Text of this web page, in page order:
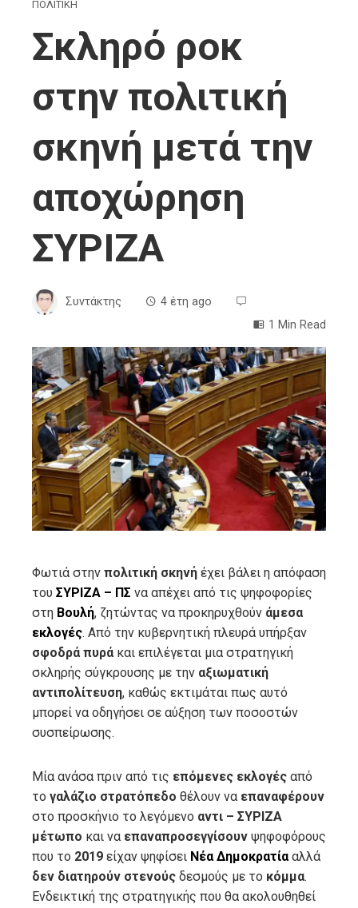
ΠΟΛΙΤΙΚΗ
Σκληρό ροκ
στην πολιτική
σκηνή μετά την
αποχώρηση
ΣΥΡΙΖΑ
Συντάκτης
4 έτη ago
1 Min Read
Φωτιά στην πολιτική σκηνή έχει βάλει η απόφαση
του ΣΥΡΙΖΑ – ΠΣ να απέχει από τις ψηφοφορίες
στη Βουλή, ζητώντας να προκηρυχθούν άμεσα
εκλογές. Από την κυβερνητική πλευρά υπήρξαν
σφοδρά πυράκαι επιλέγεται μια στρατηγική
σκληρής σύγκρουσης με την αξιωματική
αντιπολίτευση, καθώς εκτιμάται πως αυτό
μπορεί να οδηγήσει σε αύξηση των ποσοστών
συσπείρωσης.
Μία ανάσα πριν από τις επόμενες εκλογές από
το γαλάζιο στρατόπεδο θέλουν να επαναφέρουν
στο προσκήνιο το λεγόμενο αντι – ΣΥΡΙΖΑ
μέτωπο και να επαναπροσεγγίσουν ψηφοφόρους
που το 2019 είχαν ψηφίσει Νέα Δημοκρατίααλλά
δεν διατηρούν στενούς δεσμούς με το κόμμα.
Ενδεικτική της στρατηγικής που θα ακολουθηθεί